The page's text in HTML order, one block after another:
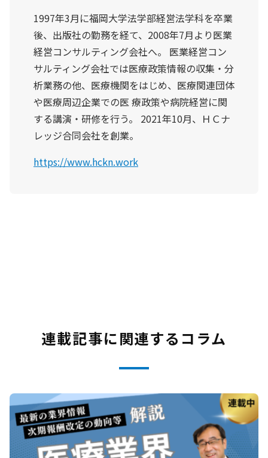
1997年3月に福岡大学法学部経営法学科を卒業
後、出版社の勤務を経て、2008年7月より医業
経営コンサルティング会社へ。 医業経営コン
サルティング会社では医療政策情報の収集・分
析業務の他、医療機関をはじめ、医療関連団体
や医療周辺企業での医 療政策や病院経営に関
する講演・研修を行う。 2021年10月、ＨＣナ
レッジ合同会社を創業。
https://www.hckn.work
連載記事に関連するコラム